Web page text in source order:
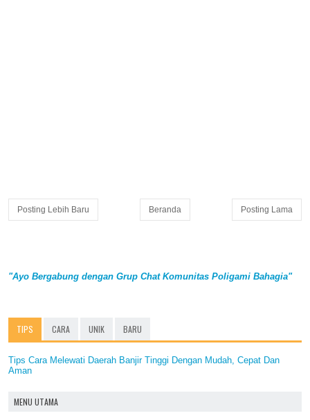
Posting Lebih Baru Posting Lama
Beranda
"Ayo Bergabung dengan Grup Chat Komunitas Poligami Bahagia"
TIPS CARA UNIK BARU
Tips Cara Melewati Daerah Banjir Tinggi Dengan Mudah, Cepat Dan
Aman
MENU UTAMA